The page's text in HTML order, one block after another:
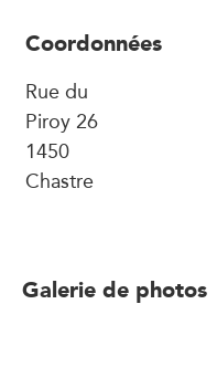
Coordonnées
Rue du
Piroy 26
1450
Chastre
Galerie de photos